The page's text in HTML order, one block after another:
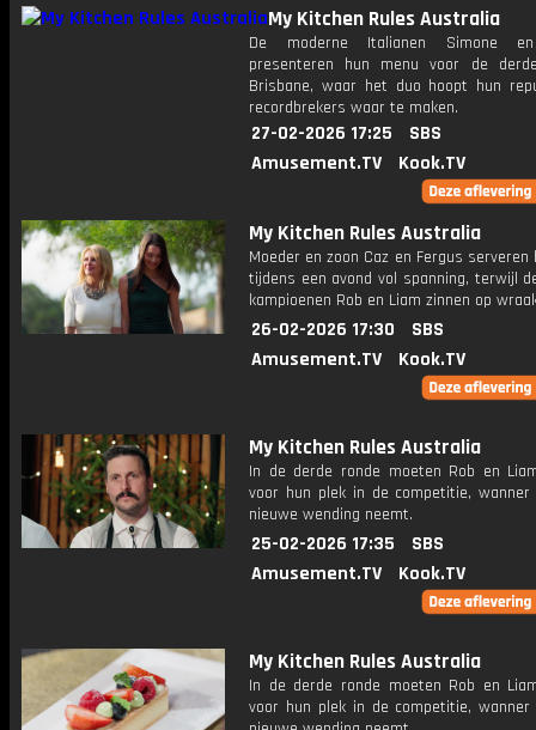
My Kitchen Rules Australia
De moderne Italianen Simone
presenteren hun menu voor de
Brisbane, waar het duo hoopt hun
recordbrekers waar te maken.
27-02-2026 17:25
SBS
Amusement.TV
Kook.TV
My Kitchen Rules Australia
Moeder en zoon Caz en Fergus serveren
tijdens een avond vol spanning, terwijl
kampioenen Rob en Liam zinnen op
26-02-2026 17:30
SBS
Amusement.TV
Kook.TV
My Kitchen Rules Australia
In de derde ronde moeten Rob en
voor hun plek in de competitie, wanner
nieuwe wending neemt.
25-02-2026 17:35
SBS
Amusement.TV
Kook.TV
My Kitchen Rules Australia
In de derde ronde moeten Rob en
voor hun plek in de competitie, wanner